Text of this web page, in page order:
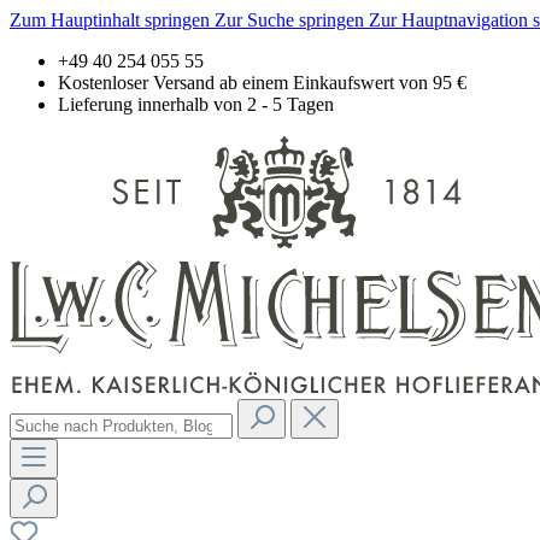
Zum Hauptinhalt springen Zur Suche springen Zur Hauptnavigation
+49 40 254 055 55
Kostenloser Versand ab einem Einkaufswert von 95 €
Lieferung innerhalb von 2 - 5 Tagen